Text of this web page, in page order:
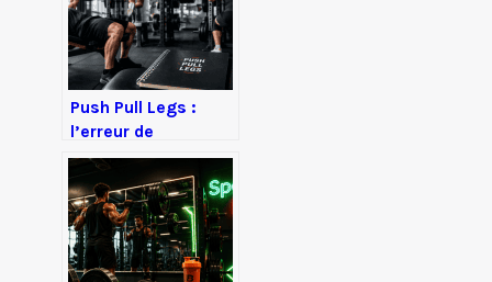
Push Pull Legs :
l’erreur de
fréquence qui
bloque votre
progression
musculaire